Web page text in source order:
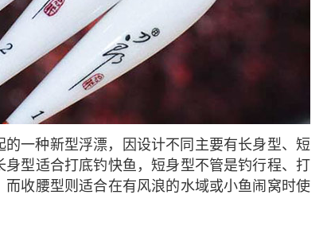
的一种新型浮漂，因设计不同主要有长身型、短
身型适合打底钓快鱼，短身型不管是钓行程、打
而收腰型则适合在有风浪的水域或小鱼闹窝时使